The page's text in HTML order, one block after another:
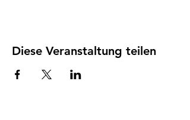
Diese Veranstaltung teilen